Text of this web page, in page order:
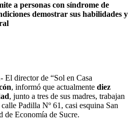
a personas con síndrome de
demostrar sus habilidades y
director de “Sol en Casa
, informó que actualmente diez
, junto a tres de sus madres, trabajan
Padilla Nº 61, casi esquina San
de Economía de Sucre.